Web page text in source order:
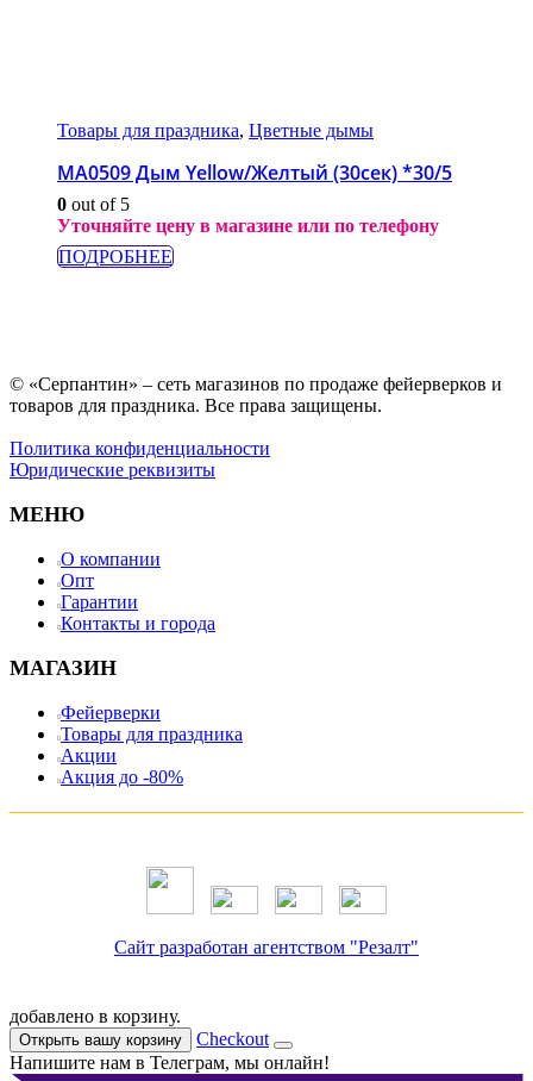
Товары для праздника, Цветные дымы
МА0509 Дым Yellow/Желтый (30сек) *30/5
0 out of 5
Уточняйте цену в магазине или по телефону
ПОДРОБНЕЕ
© «Серпантин» – сеть магазинов по продаже фейерверков и
товаров для праздника. Все права защищены.
Политика конфиденциальности
Юридические реквизиты
МЕНЮ
О компании
Опт
Гарантии
Контакты и города
МАГАЗИН
Фейерверки
Товары для праздника
Акции
Акция до -80%
Сайт разработан агентством "Резалт"
добавлено в корзину.
Открыть вашу корзину
Checkout
Напишите нам в Телеграм, мы онлайн!